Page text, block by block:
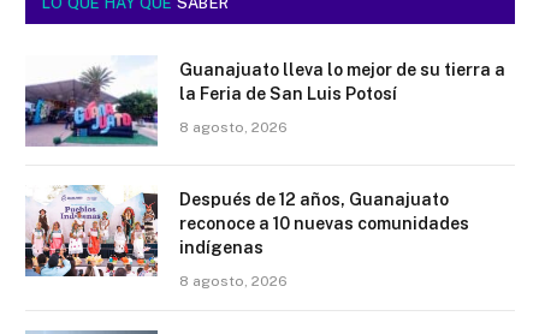
Guanajuato lleva lo mejor de su tierra a
la Feria de San Luis Potosí
8 agosto, 2026
Después de 12 años, Guanajuato
reconoce a 10 nuevas comunidades
indígenas
8 agosto, 2026